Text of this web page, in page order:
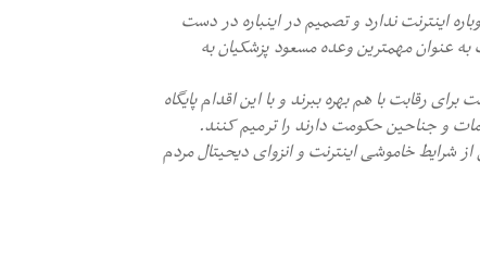
اینترنت ندارد و تصمیم در اینباره در دست
عنوان مهمترین وعده مسعود پزشکیان به
رقابت با هم بهره ببرند و با این اقدام پایگاه‌
و جناحین حکومت دارند را ترمیم کنند.
شرایط خاموشی اینترنت و انزوای دیحیتال مردم